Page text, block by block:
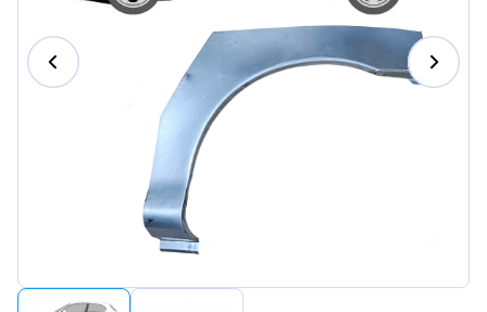
Hrvatski